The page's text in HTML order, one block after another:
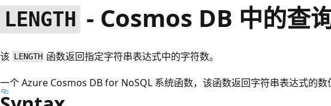
LENGTH - Cosmos DB 中的查
该 LENGTH 函数返回指定字符串表达式中的字符数。
一个 Azure Cosmos DB for NoSQL 系统函数，该函数返回字符串表达式的数